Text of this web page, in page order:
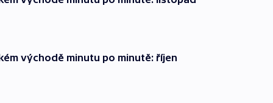
východě minutu po minutě: říjen